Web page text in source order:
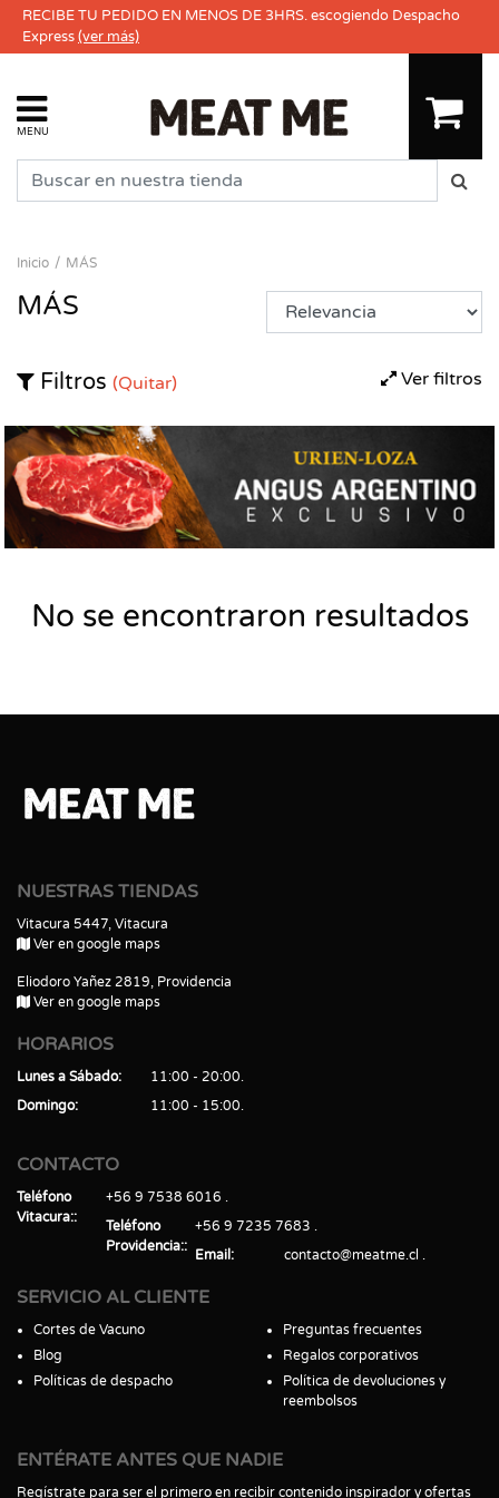
RECIBE TU PEDIDO EN MENOS DE 3HRS. escogiendo Despacho
Express(ver más)
MENU
Inicio MÁS
MÁS
Ver filtros
Filtros (Quitar)
No se encontraron resultados
NUESTRAS TIENDAS
Vitacura 5447, Vitacura
Ver en google maps
Eliodoro Yañez 2819, Providencia
Ver en google maps
HORARIOS
Lunes a Sábado
11:00 - 20:00
Domingo
11:00 - 15:00
CONTACTO
Teléfono
Vitacura:
+56 9 7538 6016
Teléfono
Providencia:
+56 9 7235 7683
Email
contacto@meatme.cl
SERVICIO AL CLIENTE
Cortes de Vacuno
Blog
Políticas de despacho
Preguntas frecuentes
Regalos corporativos
Política de devoluciones y
reembolsos
ENTÉRATE ANTES QUE NADIE
Regístrate para ser el primero en recibir contenido inspirador y ofertas